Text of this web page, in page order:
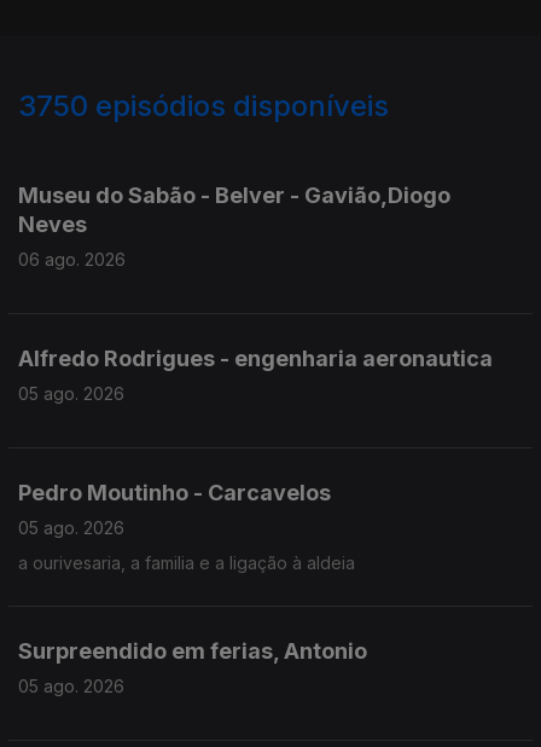
3750 episódios disponíveis
Museu do Sabão - Belver - Gavião,Diogo
Neves
06 ago. 2026
Alfredo Rodrigues - engenharia aeronautica
05 ago. 2026
Pedro Moutinho - Carcavelos
05 ago. 2026
a ourivesaria, a familia e a ligação à aldeia
Surpreendido em ferias, Antonio
05 ago. 2026